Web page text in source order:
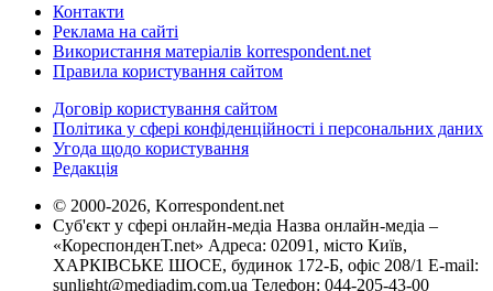
Контакти
Реклама на сайті
Використання матеріалів korrespondent.net
Правила користування сайтом
Договір користування сайтом
Політика у сфері конфіденційності і персональних даних
Угода щодо користування
Редакція
© 2000-2026, Korrespondent.net
Суб'єкт у сфері онлайн-медіа Назва онлайн-медіа –
«КореспонденТ.net» Адреса: 02091, місто Київ,
ХАРКІВСЬКЕ ШОСЕ, будинок 172-Б, офіс 208/1 E-mail:
sunlight@mediadim.com.ua Телефон: 044-205-43-00